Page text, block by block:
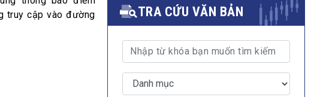
truy cập vào đường
TRA CỨU VĂN BẢN